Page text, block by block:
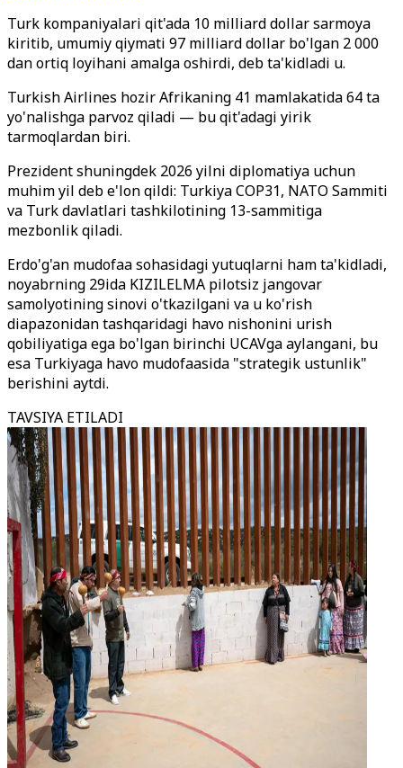
Turk kompaniyalari qit'ada 10 milliard dollar sarmoya
kiritib, umumiy qiymati 97 milliard dollar bo'lgan 2 000
dan ortiq loyihani amalga oshirdi, deb ta'kidladi u.
Turkish Airlines hozir Afrikaning 41 mamlakatida 64 ta
yo'nalishga parvoz qiladi — bu qit'adagi yirik
tarmoqlardan biri.
Prezident shuningdek 2026 yilni diplomatiya uchun
muhim yil deb e'lon qildi: Turkiya COP31, NATO Sammiti
va Turk davlatlari tashkilotining 13-sammitiga
mezbonlik qiladi.
Erdo'g'an mudofaa sohasidagi yutuqlarni ham ta'kidladi,
noyabrning 29ida KIZILELMA pilotsiz jangovar
samolyotining sinovi o'tkazilgani va u ko'rish
diapazonidan tashqaridagi havo nishonini urish
qobiliyatiga ega bo'lgan birinchi UCAVga aylangani, bu
esa Turkiyaga havo mudofaasida "strategik ustunlik"
berishini aytdi.
TAVSIYA ETILADI